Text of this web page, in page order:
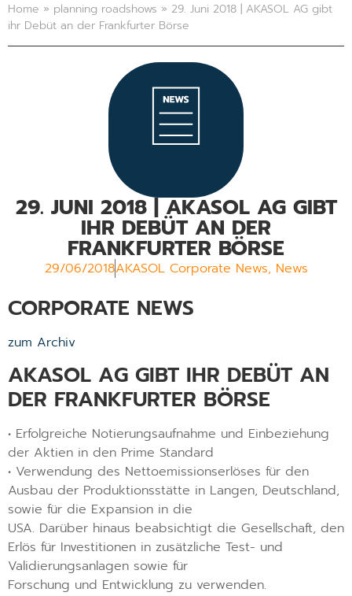
Home » planning roadshows » 29. Juni 2018 | AKASOL AG gibt
ihr Debüt an der Frankfurter Börse
29. JUNI 2018 | AKASOL AG GIBT
IHR DEBÜT AN DER
FRANKFURTER BÖRSE
29/06/2018AKASOL Corporate News, News
CORPORATE NEWS
zum Archiv
AKASOL AG GIBT IHR DEBÜT AN
DER FRANKFURTER BÖRSE
• Erfolgreiche Notierungsaufnahme und Einbeziehung
der Aktien in den Prime Standard
• Verwendung des Nettoemissionserlöses für den
Ausbau der Produktionsstätte in Langen, Deutschland,
sowie für die Expansion in die
USA. Darüber hinaus beabsichtigt die Gesellschaft, den
Erlös für Investitionen in zusätzliche Test- und
Validierungsanlagen sowie für
Forschung und Entwicklung zu verwenden.